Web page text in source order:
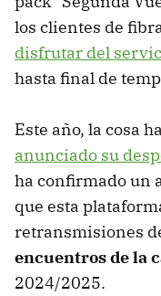
los clientes de
disfrutar del
hasta final de
Este año, la cosa
anunciado su
ha confirmado un
que esta
retransmisiones
encuentros de la
2024/2025.